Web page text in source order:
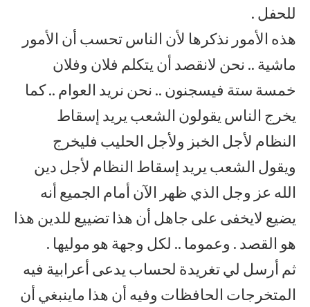
للحفل .
هذه الأمور نذكرها لأن الناس تحسب أن الأمور
ماشية .. نحن لانقصد أن يتكلم فلان وفلان
خمسة ستة فيسجنون .. نحن نريد العوام .. كما
يخرج الناس يقولون الشعب يريد إسقاط
النظام لأجل الخبز ولأجل الحليب فليخرج
ويقول الشعب يريد إسقاط النظام لأجل دين
الله عز وجل الذي ظهر الآن أمام الجميع أنه
يضيع لايخفى على جاهل أن هذا تضييع للدين هذا
هو القصد . وعموما .. لكل وجهة هو موليها .
ثم أرسل لي تغريدة لحساب يدعى أعرابية فيه
المتخرجات الحافظات وفيه أن هذا ماينبغي أن